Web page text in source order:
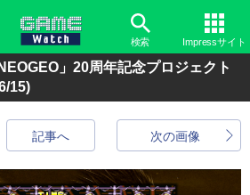
検索 Impressサイト
」20周年記念プロジェクト
15)
次の画像
記事へ